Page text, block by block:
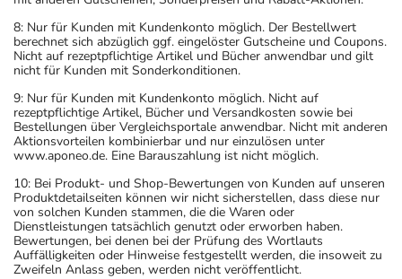
8: Nur für Kunden mit Kundenkonto möglich. Der Bestellwert
berechnet sich abzüglich ggf. eingelöster Gutscheine und Coupons.
Nicht auf rezeptpflichtige Artikel und Bücher anwendbar und gilt
nicht für Kunden mit Sonderkonditionen.
9: Nur für Kunden mit Kundenkonto möglich. Nicht auf
rezeptpflichtige Artikel, Bücher und Versandkosten sowie bei
Bestellungen über Vergleichsportale anwendbar. Nicht mit anderen
Aktionsvorteilen kombinierbar und nur einzulösen unter
www.aponeo.de. Eine Barauszahlung ist nicht möglich.
10: Bei Produkt- und Shop-Bewertungen von Kunden auf unseren
Produktdetailseiten können wir nicht sicherstellen, dass diese nur
von solchen Kunden stammen, die die Waren oder
Dienstleistungen tatsächlich genutzt oder erworben haben.
Bewertungen, bei denen bei der Prüfung des Wortlauts
Auffälligkeiten oder Hinweise festgestellt werden, die insoweit zu
Zweifeln Anlass geben, werden nicht veröffentlicht.